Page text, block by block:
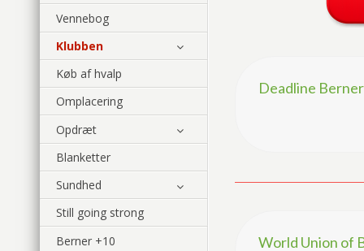
Vennebog
Klubben
Køb af hvalp
Omplacering
Opdræt
Blanketter
Sundhed
Still going strong
Berner +10
Deadline
World Union of